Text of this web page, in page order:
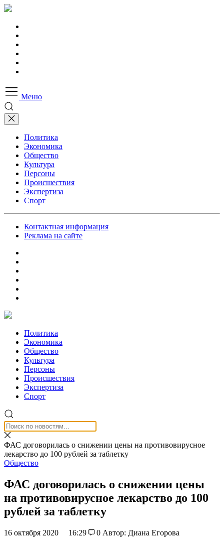
Меню
Политика
Экономика
Общество
Культура
Персоны
Происшествия
Экспертиза
Спорт
Контактная информация
Реклама на сайте
Политика
Экономика
Общество
Культура
Персоны
Происшествия
Экспертиза
Спорт
ФАС договорилась о снижении цены на противовирусное
лекарство до 100 рублей за таблетку
Общество
ФАС договорилась о снижении цены
на противовирусное лекарство до 100
рублей за таблетку
16 октября 2020 16:29 0 Автор: Диана Егорова